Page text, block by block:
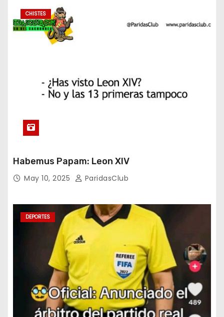
CHISTES
Habemus Papam: Leon XIV
May 10, 2025 ParidasClub
DEPORTES